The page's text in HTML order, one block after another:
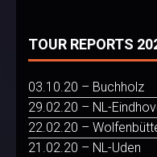
TOUR REPORTS
03.10.20 – Buchholz
29.02.20 – NL-
22.02.20 –
21.02.20 – NL-Uden